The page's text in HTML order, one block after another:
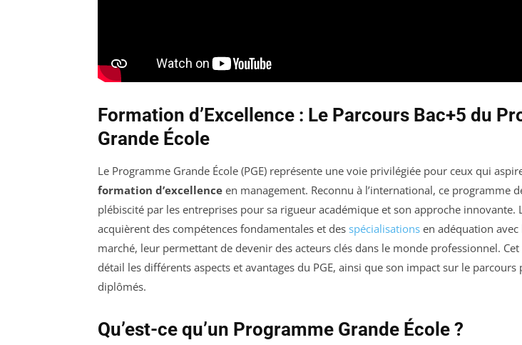
Formation d’Excellence : Le Parcours Bac+5 du
Grande École
Le Programme Grande École (PGE) représente une voie privilégiée pour ceux qui
formation d’excellence en management. Reconnu à l’international, ce programme
plébiscité par les entreprises pour sa rigueur académique et son approche innovante.
acquièrent des compétences fondamentales et des spécialisations en adéquation avec
marché, leur permettant de devenir des acteurs clés dans le monde professionnel.
détail les différents aspects et avantages du PGE, ainsi que son impact sur le parcours
diplômés.
Qu’est-ce qu’un Programme Grande École ?